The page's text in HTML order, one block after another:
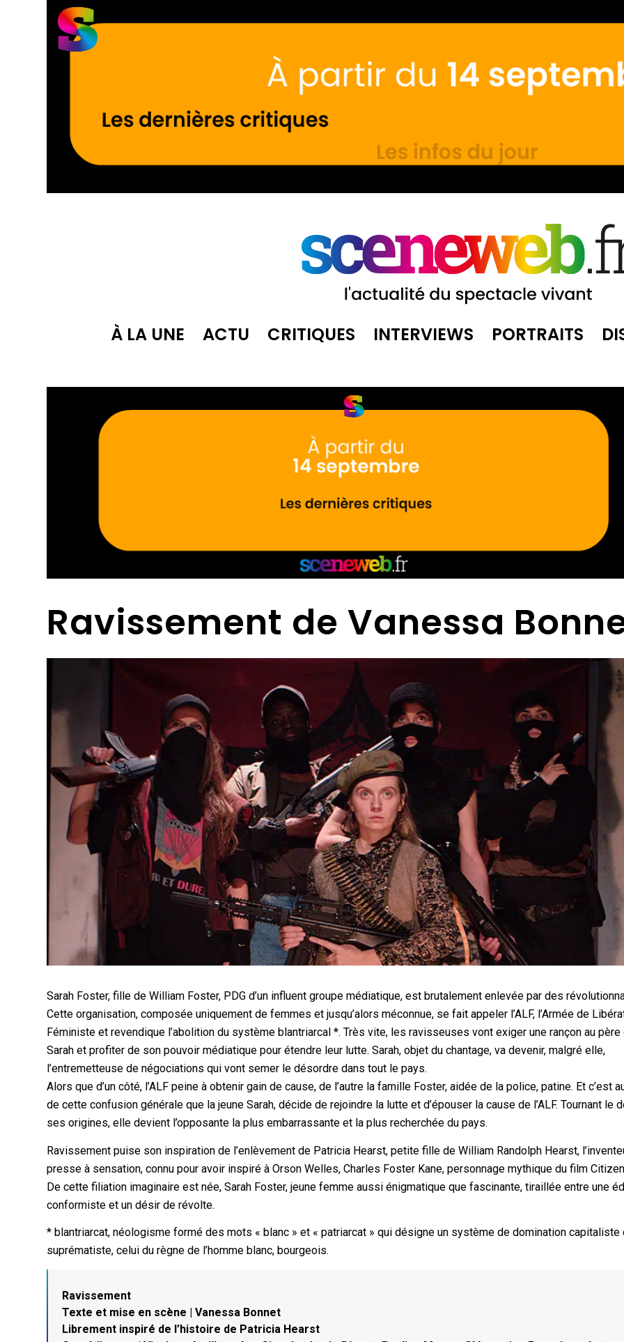
À LA UNE ACTU CRITIQUES INTERVIEWS PORTRAITS
Ravissement de Vanessa
Sarah Foster, fille de William Foster, PDG d’un influent groupe médiatique, est brutalement enlevée par des
Cette organisation, composée uniquement de femmes et jusqu’alors méconnue, se fait appeler l’ALF, l’Armée de
Féministe et revendique l’abolition du système blantriarcal *. Très vite, les ravisseuses vont exiger une rançon au père
Sarah et profiter de son pouvoir médiatique pour étendre leur lutte. Sarah, objet du chantage, va devenir, malgré elle,
l’entremetteuse de négociations qui vont semer le désordre dans tout le pays.
Alors que d’un côté, l’ALF peine à obtenir gain de cause, de l’autre la famille Foster, aidée de la police, patine. Et c’est
de cette confusion générale que la jeune Sarah, décide de rejoindre la lutte et d’épouser la cause de l’ALF. Tournant le
ses origines, elle devient l’opposante la plus embarrassante et la plus recherchée du pays.
Ravissement puise son inspiration de l’enlèvement de Patricia Hearst, petite fille de William Randolph Hearst,
presse à sensation, connu pour avoir inspiré à Orson Welles, Charles Foster Kane, personnage mythique du film
De cette filiation imaginaire est née, Sarah Foster, jeune femme aussi énigmatique que fascinante, tiraillée entre une
conformiste et un désir de révolte.
* blantriarcat, néologisme formé des mots « blanc » et « patriarcat » qui désigne un système de domination capitaliste
suprématiste, celui du règne de l’homme blanc, bourgeois.
Ravissement
Texte et mise en scène | Vanessa Bonnet
Librement inspiré de l’histoire de Patricia Hearst